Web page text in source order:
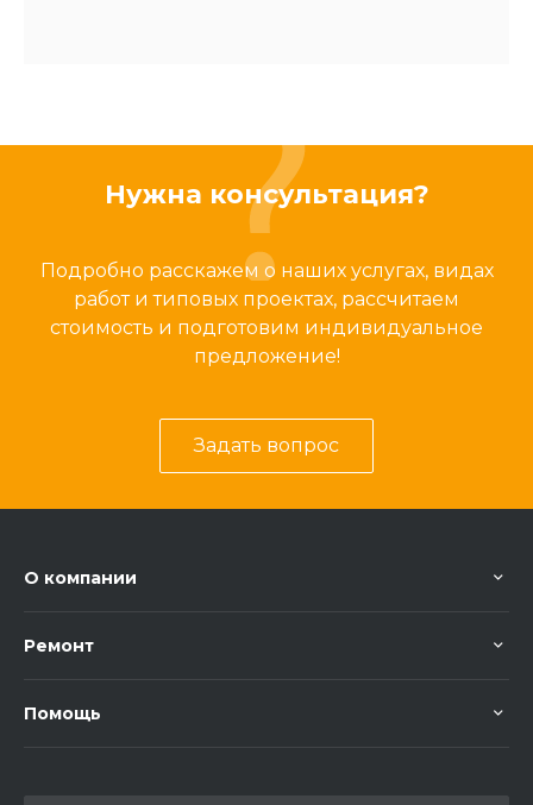
Нужна консультация?
Подробно расскажем о наших услугах, видах
работ и типовых проектах, рассчитаем
стоимость и подготовим индивидуальное
предложение!
Задать вопрос
О компании
Ремонт
Помощь